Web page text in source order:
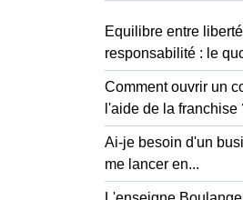
Equilibre entre
responsabilité : le
Comment ouvrir un
l'aide de la franchise
Ai-je besoin d'un
me lancer en...